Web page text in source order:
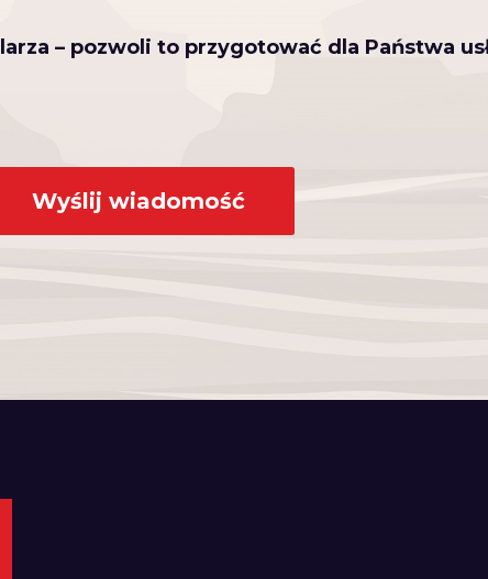
– pozwoli to przygotować dla Państwa
Wyślij wiadomość